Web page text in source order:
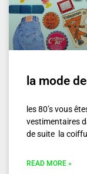
la mode
les 80’s vous
vestimentaires
de suite la
READ MORE »